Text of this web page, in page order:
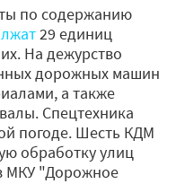
по содержанию
29 единиц
На дежурство
дорожных машин
а также
Спецтехника
погоде. Шесть КДМ
обработку улиц
МКУ "Дорожное